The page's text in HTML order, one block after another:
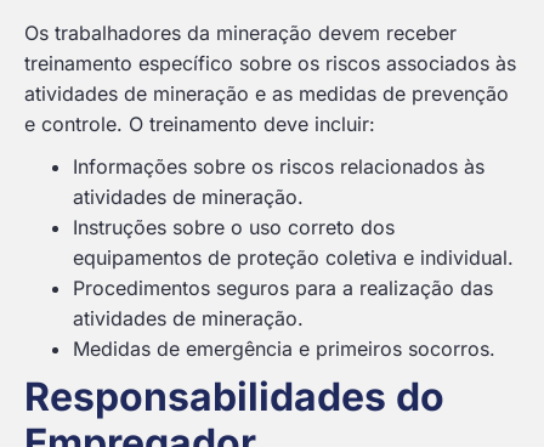
Os trabalhadores da mineração devem receber
treinamento específico sobre os riscos associados às
atividades de mineração e as medidas de prevenção
e controle. O treinamento deve incluir:
Informações sobre os riscos relacionados às
atividades de mineração.
Instruções sobre o uso correto dos
equipamentos de proteção coletiva e individual.
Procedimentos seguros para a realização das
atividades de mineração.
Medidas de emergência e primeiros socorros.
Responsabilidades do